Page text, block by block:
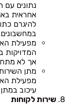
נתונים
אחראית
להיגרם
מפעילת
המדויקות
אך לא
מתן
מפעילת
עיכוב
שירות לקוחות